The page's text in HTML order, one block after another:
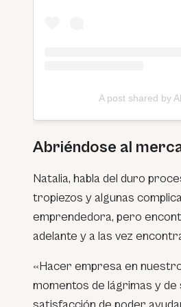
A post shared by
Abriéndose al
Natalia, habla del duro
tropiezos y algunas
emprendedora, pero
adelante y a las vez
«Hacer empresa en
momentos de lágrimas y